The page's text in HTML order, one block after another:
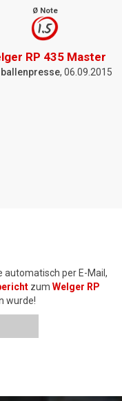
Ø Note
1.5
RP 435 Master
, 06.09.2015
automatisch per E-Mail,
zum Welger RP
wurde!